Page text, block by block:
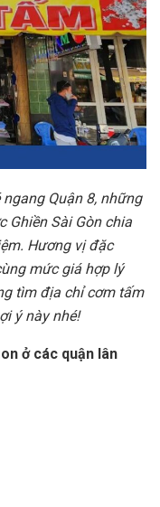
Quận 8, những
Ghiền Sài Gòn chia
Hương vị đặc
mức giá hợp lý
tìm địa chỉ cơm tấm
ý này nhé!
ở các quận lân